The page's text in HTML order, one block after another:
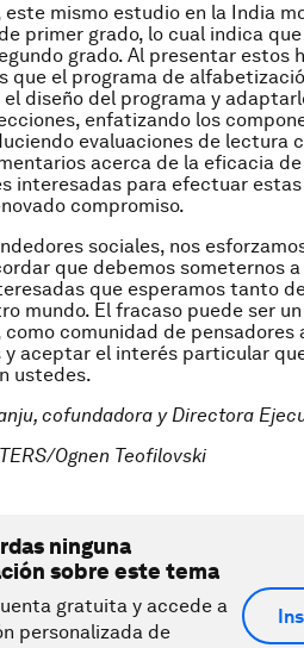
mismo estudio en la India
primer grado, lo cual indica
grado. Al presentar estos
que el programa de
diseño del programa y
enfatizando los
evaluaciones de lectura
acerca de la eficacia
interesadas para efectuar
compromiso.
sociales, nos
que debemos someternos
que esperamos tanto
mundo. El fracaso puede ser
como comunidad de
y aceptar el interés particular
ustedes.
cofundadora y Directora
Ognen Teofilovski
ninguna
sobre este tema
gratuita y accede a
personalizada de